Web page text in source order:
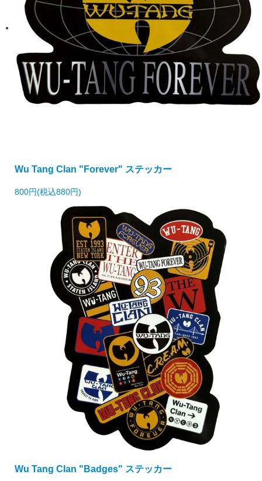
Wu Tang Clan "Forever" ステッカー
800円(税込880円)
Wu Tang Clan "Badges" ステッカー